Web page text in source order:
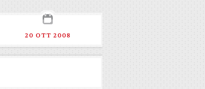
20 OTT 2008